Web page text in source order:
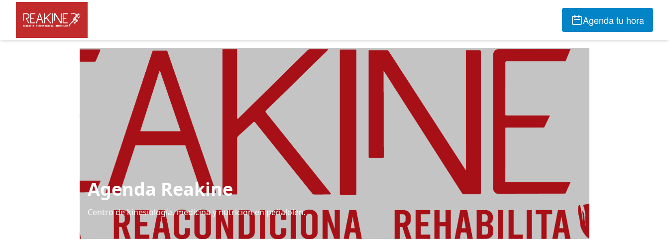
Agenda tu hora
Agenda Reakine
Centro de kinesiología, medicina y nutricion en peñalolen.